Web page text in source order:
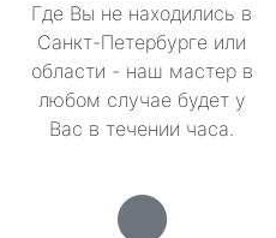
Где Вы не находились в
Санкт-Петербурге или
области - наш мастер в
любом случае будет у
Вас в течении часа.